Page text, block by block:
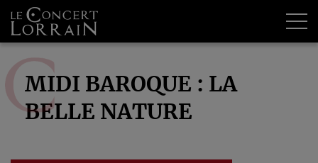
MIDI BAROQUE : LA
BELLE NATURE